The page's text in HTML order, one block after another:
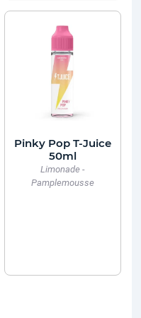
Pinky Pop T-Juice
50ml
Limonade -
Pamplemousse